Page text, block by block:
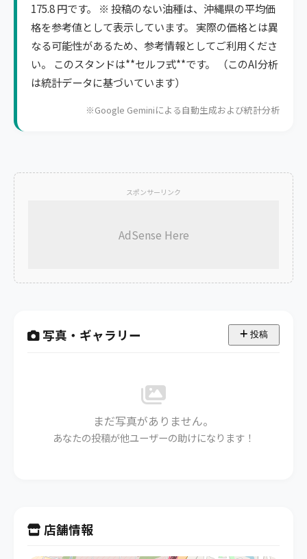
175.8 円です。 ※ 投稿のない油種は、沖縄県の平均価
格を参考値として表示しています。 実際の価格とは異
なる可能性があるため、参考情報としてご利用くださ
い。 このスタンドは**セルフ式**です。 （このAI分析
は統計データに基づいています）
※Google Geminiによる自動生成および統計分析
スポンサーリンク
AdSense Here
写真・ギャラリー 投稿
まだ写真がありません。
あなたの投稿が他ユーザーの助けになります！
店舗情報